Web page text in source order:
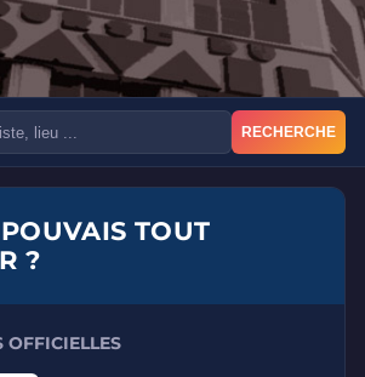
RECHERCHE
TOUT
?
OFFICIELLES